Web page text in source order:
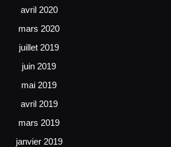
avril 2020
mars 2020
juillet 2019
juin 2019
mai 2019
avril 2019
mars 2019
janvier 2019